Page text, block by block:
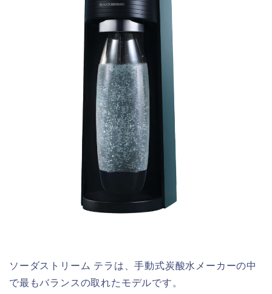
ソーダストリーム テラは、手動式炭酸水メーカーの中
で最もバランスの取れたモデルです。